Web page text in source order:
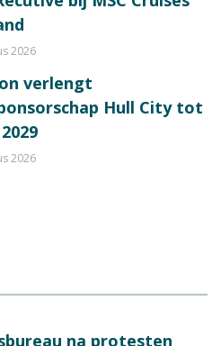
2026
verlengt
Hull City tot
2026
na protesten